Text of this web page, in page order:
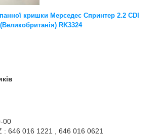
кришки Мерседес Спринтер 2.2 CDI
RK3324
00
: 646 016 1221 , 646 016 0621